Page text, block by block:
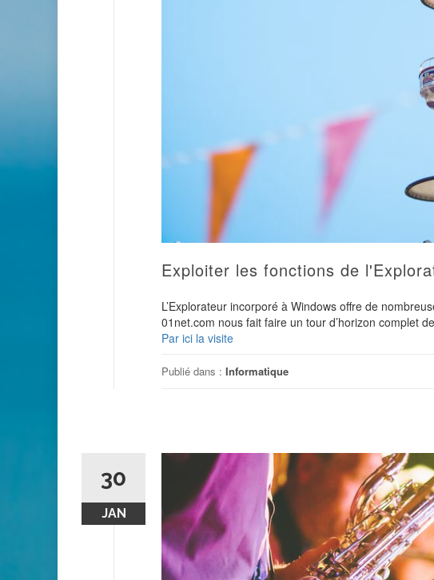
Exploiter les fonctions de
L’Explorateur incorporé à Windows offre de
01net.com nous fait faire un tour d’horizon complet
Par ici la visite
Publié dans : Informatique
30
JAN